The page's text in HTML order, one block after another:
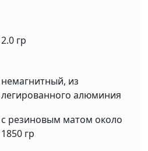
2.0 гр
немагнитный, из
легированного алюминия
с резиновым матом около
1850 гр